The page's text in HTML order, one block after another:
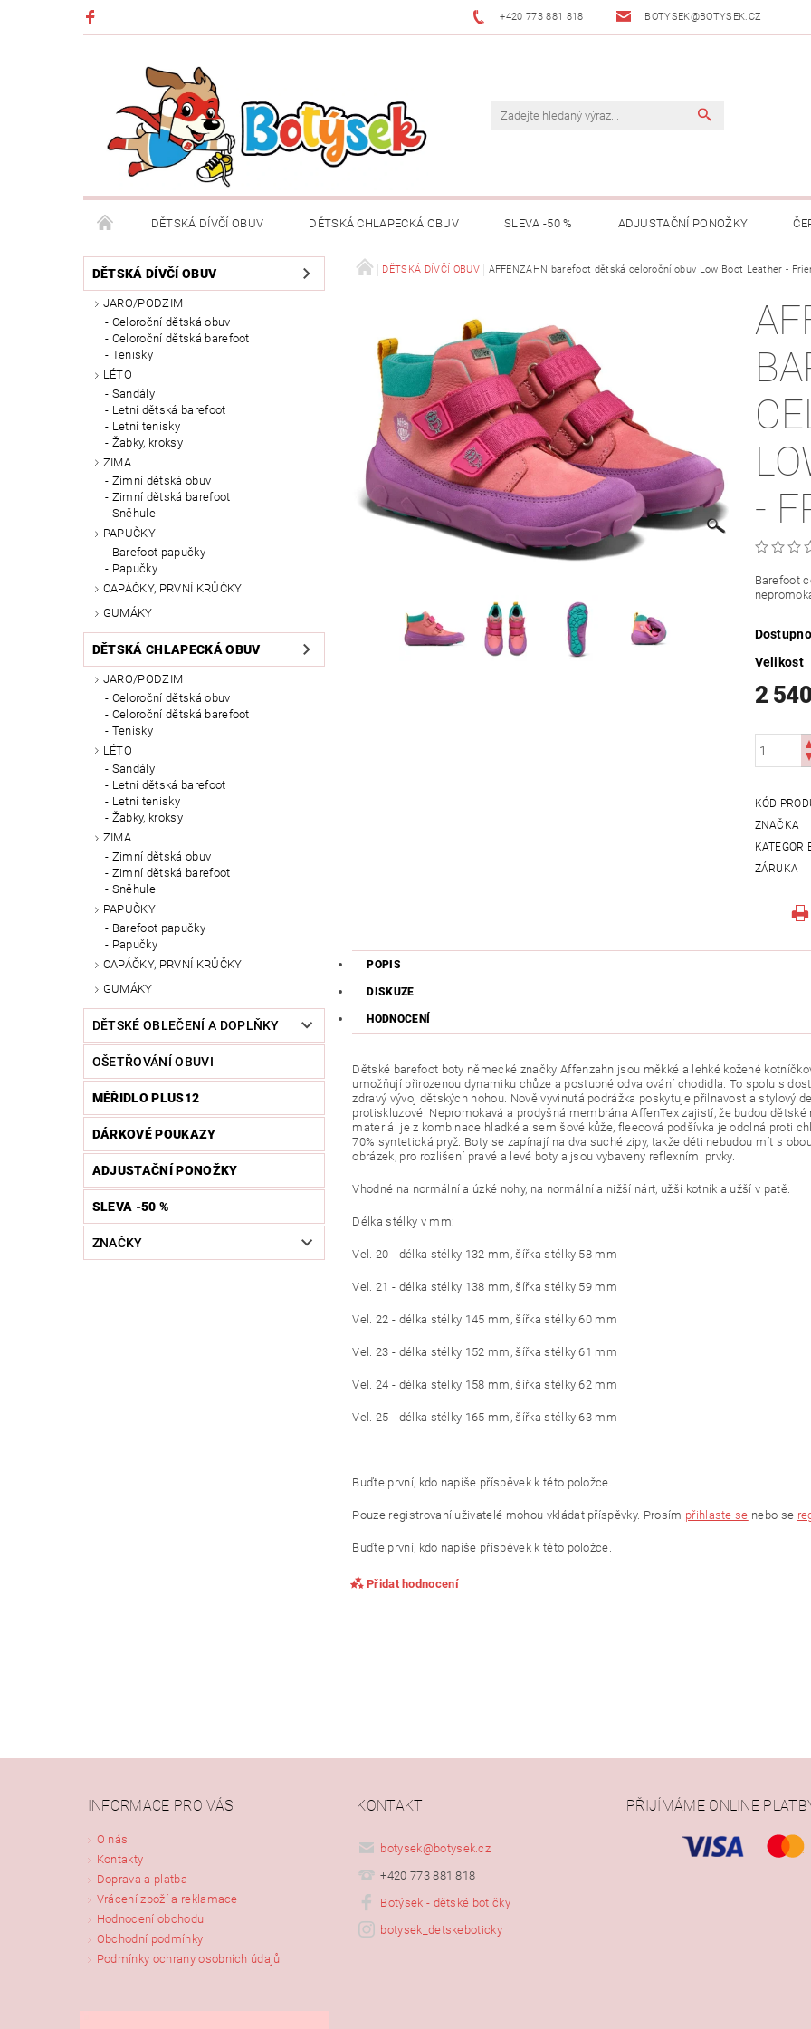
+420 773 881 818 BOTYSEK@BOTYSEK.CZ
DĚTSKÁ DÍVČÍ OBUV DĚTSKÁ CHLAPECKÁ OBUV SLEVA -50 % ADJUSTAČNÍ PONOŽKY
DĚTSKÉ OBLEČENÍ A DOPLŇKY DÁRKOVÉ POUKAZY OŠETŘOVÁNÍ OBUVI O NÁS KONTAKTY
DOPRAVA A PLATBA ZNAČKY O ADJUSTAČNÍCH
DĚTSKÁ DÍVČÍ OBUV
JARO/PODZIM
Celoroční dětská obuv
Celoroční dětská barefoot
Tenisky
LÉTO
Sandály
Letní dětská barefoot
Letní tenisky
Žabky, kroksy
ZIMA
Zimní dětská obuv
Zimní dětská barefoot
Sněhule
PAPUČKY
Barefoot papučky
Papučky
CAPÁČKY, PRVNÍ KRŮČKY
GUMÁKY
DĚTSKÁ CHLAPECKÁ OBUV
JARO/PODZIM
Celoroční dětská obuv
Celoroční dětská barefoot
Tenisky
LÉTO
Sandály
Letní dětská barefoot
Letní tenisky
Žabky, kroksy
ZIMA
Zimní dětská obuv
Zimní dětská barefoot
Sněhule
PAPUČKY
Barefoot papučky
Papučky
CAPÁČKY, PRVNÍ KRŮČKY
GUMÁKY
DĚTSKÉ OBLEČENÍ A DOPLŇKY
OŠETŘOVÁNÍ OBUVI
MĚŘIDLO PLUS12
DÁRKOVÉ POUKAZY
ADJUSTAČNÍ PONOŽKY
SLEVA -50 %
ZNAČKY
DĚTSKÁ DÍVČÍ OBUV AFFENZAHN barefoot dětská celoroční obuv Low Boot Leather -
-
Barefoot
Velikost
2
KÓD
ZNAČKA
ZÁRUKA
POPIS
DISKUZE
HODNOCENÍ
Dětské barefoot boty německé značky Affenzahn jsou měkké a lehké kožené
umožňují přirozenou dynamiku chůze a postupné odvalování chodidla. To spolu s
zdravý vývoj dětských nohou. Nově vyvinutá podrážka poskytuje přilnavost a stylový
protiskluzové. Nepromokavá a prodyšná membrána AffenTex zajistí, že budou
materiál je z kombinace hladké a semišové kůže, fleecová podšívka je odolná proti
70% syntetická pryž. Boty se zapínají na dva suché zipy, takže děti nebudou mít s
obrázek, pro rozlišení pravé a levé boty a jsou vybaveny reflexními prvky.
Vhodné na normální a úzké nohy, na normální a nižší nárt, užší kotník a užší v patě.
Délka stélky v mm:
Vel. 20 - délka stélky 132 mm, šířka stélky 58 mm
Vel. 21 - délka stélky 138 mm, šířka stélky 59 mm
Vel. 22 - délka stélky 145 mm, šířka stélky 60 mm
Vel. 23 - délka stélky 152 mm, šířka stélky 61 mm
Vel. 24 - délka stélky 158 mm, šířka stélky 62 mm
Vel. 25 - délka stélky 165 mm, šířka stélky 63 mm
Buďte první, kdo napíše příspěvek k této položce.
Pouze registrovaní uživatelé mohou vkládat příspěvky. Prosím přihlaste se nebo se
Buďte první, kdo napíše příspěvek k této položce.
Přidat hodnocení
INFORMACE PRO VÁS
O nás
Kontakty
Doprava a platba
Vrácení zboží a reklamace
Hodnocení obchodu
Obchodní podmínky
Podmínky ochrany osobních údajů
KONTAKT
botysek@botysek.cz
+420 773 881 818
Botýsek - dětské botičky
botysek_detskeboticky
PŘIJÍMÁME ONLINE